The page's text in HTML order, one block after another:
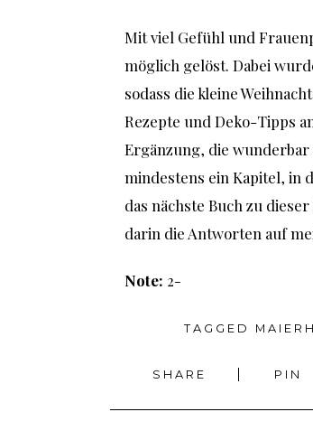
Mit viel Gefühl und
möglich gelöst. Dabei
sodass die kleine
Rezepte und Deko-Tipps
Ergänzung, die
mindestens ein Kapitel, in
das nächste Buch zu
darin die Antworten auf
Note: 2-
TAGGED
SHARE PIN